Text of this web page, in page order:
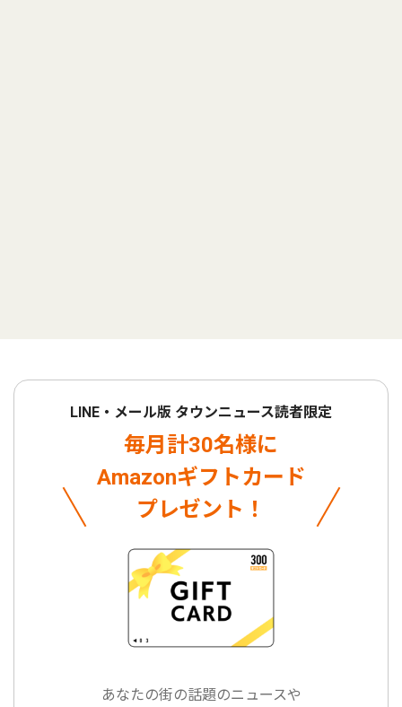
LINE・メール版 タウンニュース読者限定
毎月計30名様に
Amazonギフトカード
プレゼント！
あなたの街の話題のニュースや